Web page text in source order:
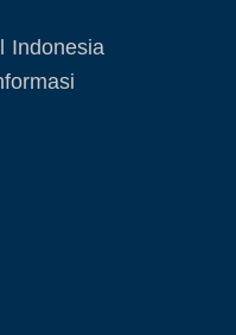
Indonesia